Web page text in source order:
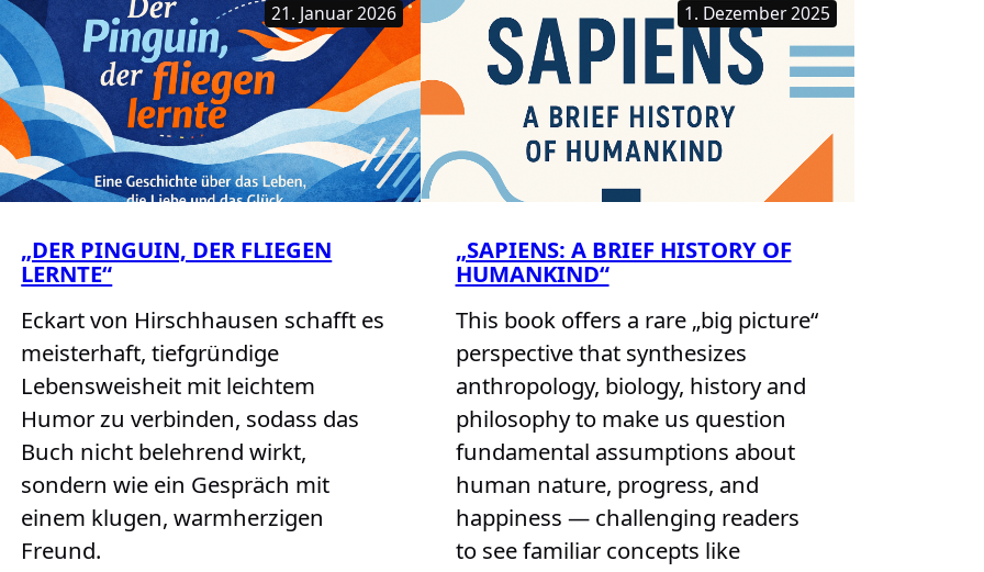
21. Januar 2026
„DER PINGUIN, DER FLIEGEN
LERNTE“
Eckart von Hirschhausen schafft es
meisterhaft, tiefgründige
Lebensweisheit mit leichtem
Humor zu verbinden, sodass das
Buch nicht belehrend wirkt,
sondern wie ein Gespräch mit
einem klugen, warmherzigen
Freund.
1. Dezember 2025
„SAPIENS: A BRIEF HISTORY OF
HUMANKIND“
This book offers a rare „big picture“
perspective that synthesizes
anthropology, biology, history and
philosophy to make us question
fundamental assumptions about
human nature, progress, and
happiness — challenging readers
to see familiar concepts like